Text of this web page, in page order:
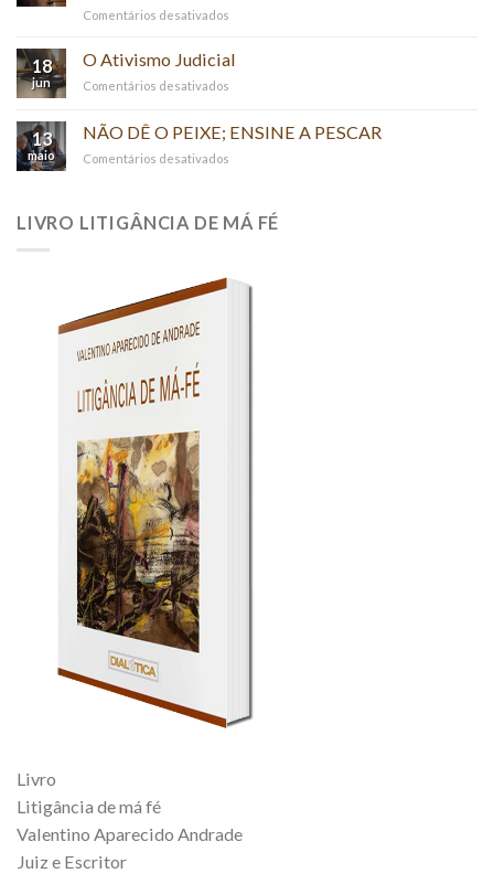
Comentários desativados
POR
(“PER
18
jun
O Ativismo Judicial
Comentários desativados
Ativismo
Judicial
13
maio
NÃO DÊ O PEIXE; ENSINE A PESCAR
Comentários desativados
O
A
LIVRO LITIGÂNCIA DE MÁ FÉ
Livro
Litigância de má fé
Valentino Aparecido Andrade
Juiz e Escritor